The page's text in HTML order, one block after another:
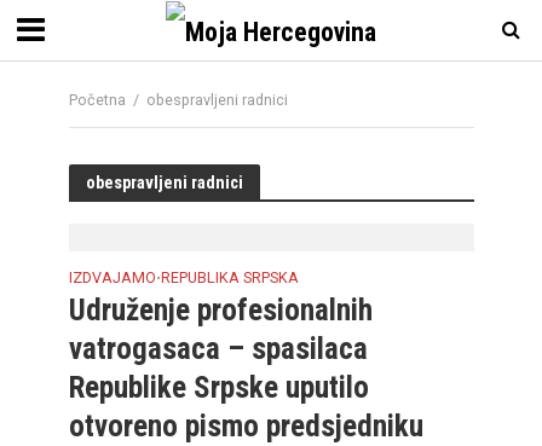
Početna / obespravljeni radnici
obespravljeni radnici
IZDVAJAMO•REPUBLIKA SRPSKA
Udruženje profesionalnih
vatrogasaca – spasilaca
Republike Srpske uputilo
otvoreno pismo predsjedniku